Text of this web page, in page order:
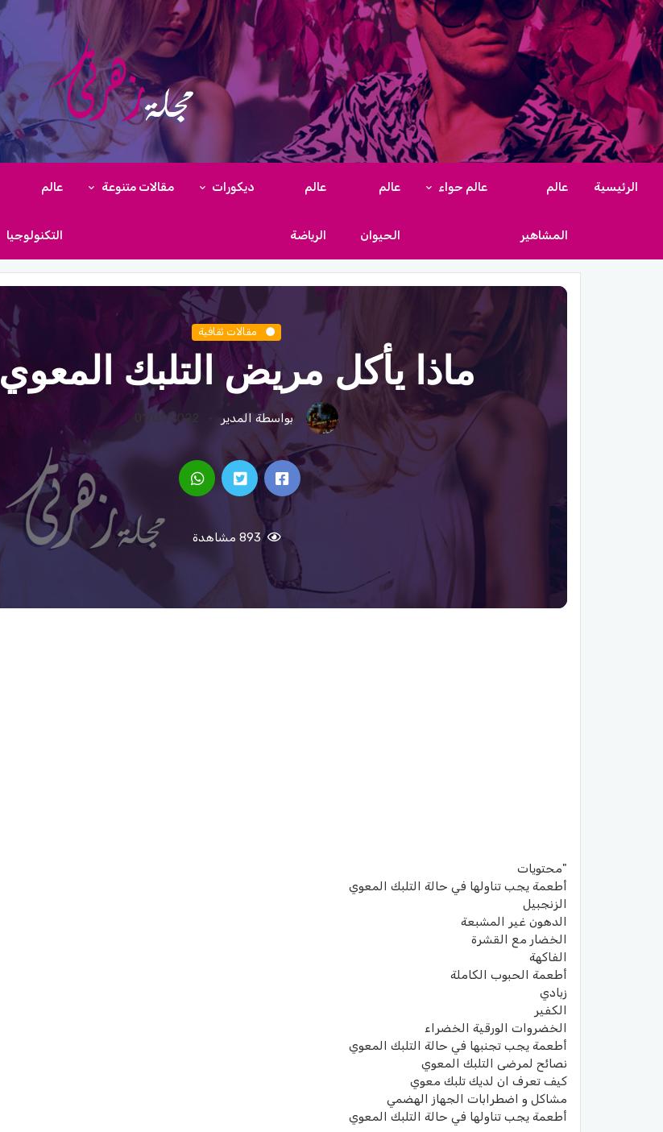
الرئيسية عالم
المشاهير
عالم حواء عالم
الحيوان
عالم
الرياضة
ديكورات مقالات متنوعة عالم
التكنولوجيا
مقالات ثقافية
ماذا يأكل مريض التلبك المعوي
بواسطة المدير 01/01/2022
893 مشاهدة
"محتويات
أطعمة يجب تناولها في حالة التلبك المعوي
الزنجبيل
الدهون غير المشبعة
الخضار مع القشرة
الفاكهة
أطعمة الحبوب الكاملة
زبادي
الكفير
الخضروات الورقية الخضراء
أطعمة يجب تجنبها في حالة التلبك المعوي
نصائح لمرضى التلبك المعوي
كيف تعرف ان لديك تلبك معوي
مشاكل و اضطرابات الجهاز الهضمي
أطعمة يجب تناولها في حالة التلبك المعوي